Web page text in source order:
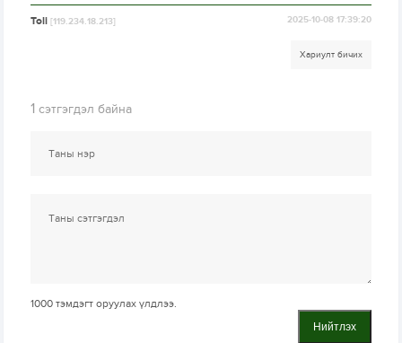
Toli[119.234.18.213] 2025-10-08 17:39:20
Хариулт бичих
1 сэтгэгдэл байна
1000 тэмдэгт оруулах үлдлээ.
Нийтлэх